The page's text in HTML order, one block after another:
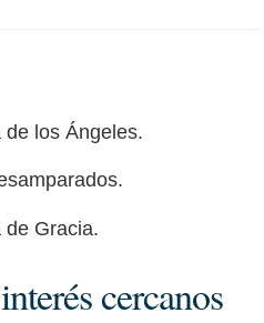
los Ángeles.
de Gracia.
cercanos